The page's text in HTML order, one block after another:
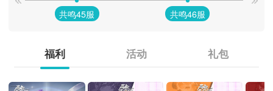
共鸣45服 共鸣46服
福利 活动 礼包